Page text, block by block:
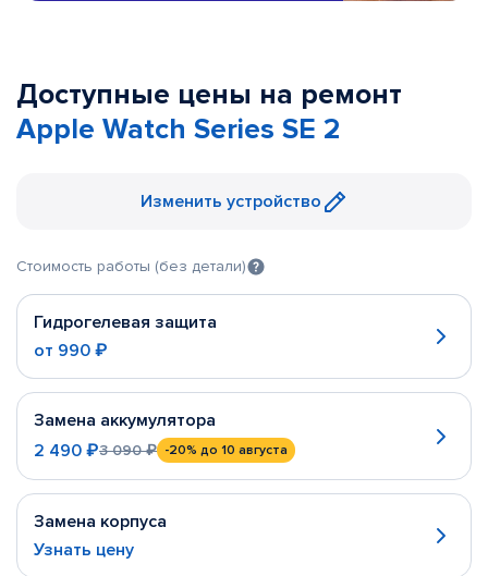
Доступные цены на ремонт
Apple Watch Series SE 2
Изменить устройство
Стоимость работы (без детали)
Гидрогелевая защита
от 990 ₽
Замена аккумулятора
2 490 ₽3 090 ₽ -20% до 10 августа
Замена корпуса
Узнать цену